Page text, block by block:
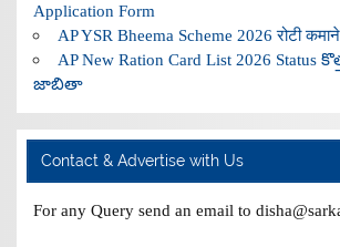
Application Form
AP YSR Bheema Scheme 2026 रोटी कमाने
AP New Ration Card List 2026 Status
జాబితా
Contact & Advertise with Us
For any Query send an email to